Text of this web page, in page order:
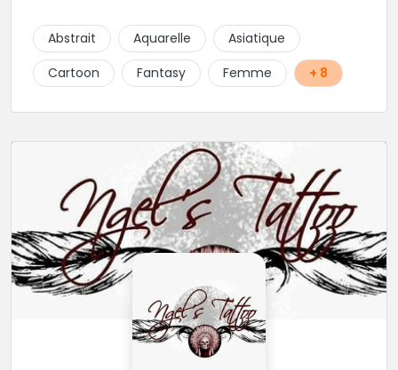
culture et traits fins. Foncez !
Abstrait Aquarelle
Asiatique
Cartoon
Fantasy Femme + 8